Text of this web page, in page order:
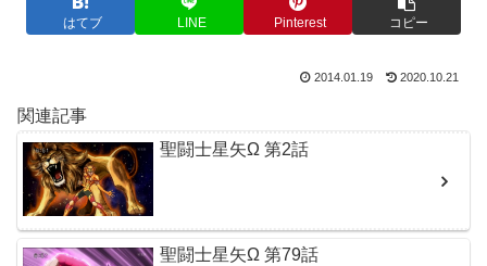
はてブ LINE Pinterest コピー
2014.01.19 2020.10.21
関連記事
聖闘士星矢Ω 第2話
聖闘士星矢Ω 第79話